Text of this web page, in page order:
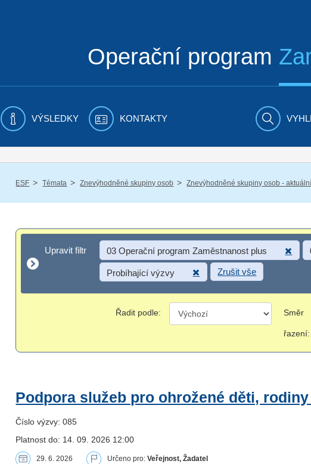
Operační program
VÝSLEDKY KONTAKTY
ESF / Témata / Znevýhodněné skupiny osob / Znevýhodněné skupiny osob -
Upravit filtr
Upravit filtr 03 Operační program Zaměstnanost plus
Probíhající výzvy Zrušit vše
Řadit podle: Směr
řazení:
Podpora služeb pro ohrožené děti,
Číslo výzvy: 085
Platnost do: 14. 09. 2026 12:00
29. 6. 2026 Určeno pro:Veřejnost, Žadatel